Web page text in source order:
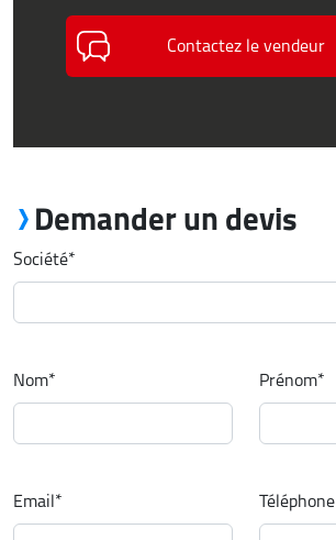
Contactez le vendeur
Demander un devis
Société*
Nom* Prénom*
Email* Téléphone